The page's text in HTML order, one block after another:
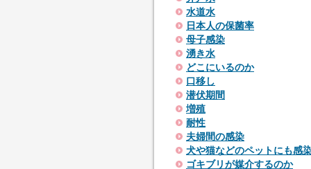
水道水
日本人の保菌率
母子感染
湧き水
どこにいるのか
口移し
潜伏期間
増殖
耐性
夫婦間の感染
犬や猫などのペットにも感
ゴキブリが媒介するのか